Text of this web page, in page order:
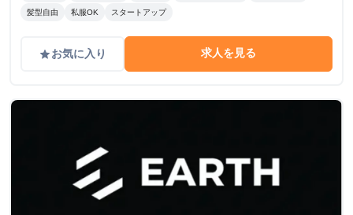
髪型自由 私服OK スタートアップ
gradeお気に入り 求人を見る